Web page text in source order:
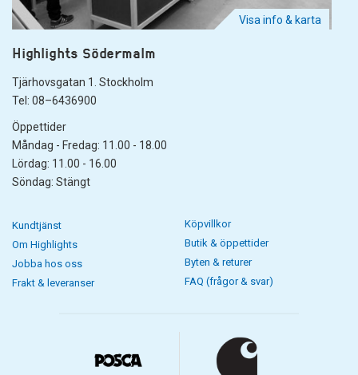
Visa info & karta
Highlights Södermalm
Tjärhovsgatan 1. Stockholm
Tel: 08–6436900
Öppettider
Måndag - Fredag: 11.00 - 18.00
Lördag: 11.00 - 16.00
Söndag: Stängt
Kundtjänst
Om Highlights
Jobba hos oss
Frakt & leveranser
Köpvillkor
Butik & öppettider
Byten & returer
FAQ (frågor & svar)